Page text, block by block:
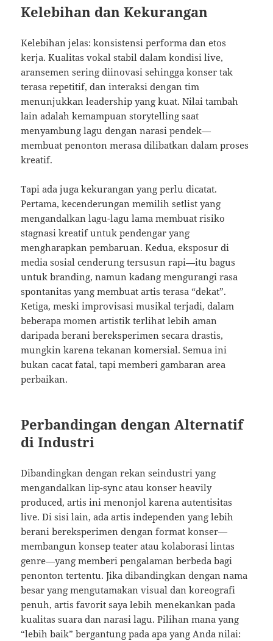
Kelebihan dan Kekurangan
Kelebihan jelas: konsistensi performa dan etos
kerja. Kualitas vokal stabil dalam kondisi live,
aransemen sering diinovasi sehingga konser tak
terasa repetitif, dan interaksi dengan tim
menunjukkan leadership yang kuat. Nilai tambah
lain adalah kemampuan storytelling saat
menyambung lagu dengan narasi pendek—
membuat penonton merasa dilibatkan dalam proses
kreatif.
Tapi ada juga kekurangan yang perlu dicatat.
Pertama, kecenderungan memilih setlist yang
mengandalkan lagu-lagu lama membuat risiko
stagnasi kreatif untuk pendengar yang
mengharapkan pembaruan. Kedua, eksposur di
media sosial cenderung tersusun rapi—itu bagus
untuk branding, namun kadang mengurangi rasa
spontanitas yang membuat artis terasa “dekat”.
Ketiga, meski improvisasi musikal terjadi, dalam
beberapa momen artistik terlihat lebih aman
daripada berani bereksperimen secara drastis,
mungkin karena tekanan komersial. Semua ini
bukan cacat fatal, tapi memberi gambaran area
perbaikan.
Perbandingan dengan Alternatif
di Industri
Dibandingkan dengan rekan seindustri yang
mengandalkan lip-sync atau konser heavily
produced, artis ini menonjol karena autentisitas
live. Di sisi lain, ada artis independen yang lebih
berani bereksperimen dengan format konser—
membangun konsep teater atau kolaborasi lintas
genre—yang memberi pengalaman berbeda bagi
penonton tertentu. Jika dibandingkan dengan nama
besar yang mengutamakan visual dan koreografi
penuh, artis favorit saya lebih menekankan pada
kualitas suara dan narasi lagu. Pilihan mana yang
“lebih baik” bergantung pada apa yang Anda nilai: